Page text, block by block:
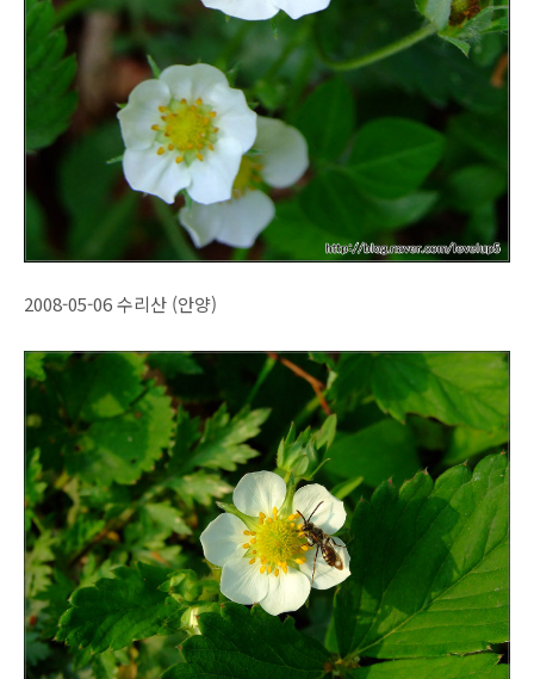
2008-05-06 수리산 (안양)